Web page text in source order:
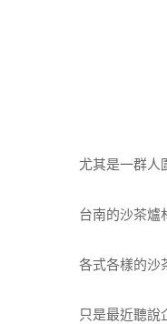
尤其是一群人
台南的沙茶爐
各式各樣的沙
只是最近聽說